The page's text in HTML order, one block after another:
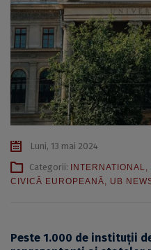
Luni, 13 mai 2024
Categorii:
INTERNATIONAL,
CIVICĂ EUROPEANĂ, UB
Peste 1.000 de instituții